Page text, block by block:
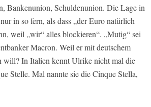
Bankenunion, Schuldenunion. Die Lage in
in so fern, als dass „der Euro natürlich
weil „wir“ alles blockieren“. „Mutig“ sei
Macron. Weil er mit deutschem
will? In Italien kennt Ulrike nicht mal die
Stelle. Mal nannte sie die Cinque Stella,